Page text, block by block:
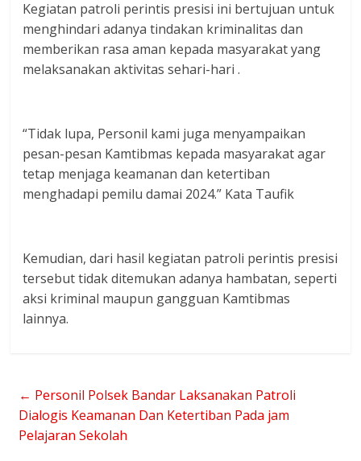
Kegiatan patroli perintis presisi ini bertujuan untuk
menghindari adanya tindakan kriminalitas dan
memberikan rasa aman kepada masyarakat yang
melaksanakan aktivitas sehari-hari .
“Tidak lupa, Personil kami juga menyampaikan
pesan-pesan Kamtibmas kepada masyarakat agar
tetap menjaga keamanan dan ketertiban
menghadapi pemilu damai 2024.” Kata Taufik
Kemudian, dari hasil kegiatan patroli perintis presisi
tersebut tidak ditemukan adanya hambatan, seperti
aksi kriminal maupun gangguan Kamtibmas
lainnya.
← Personil Polsek Bandar Laksanakan Patroli
Dialogis Keamanan Dan Ketertiban Pada jam
Pelajaran Sekolah